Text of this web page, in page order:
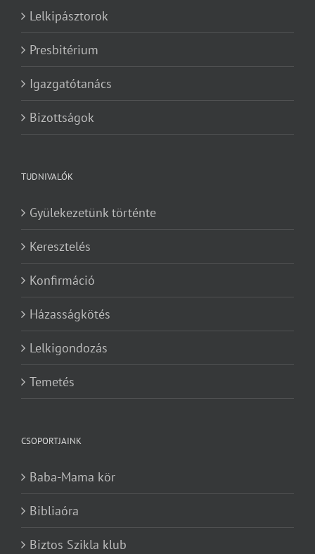
Lelkipásztorok
Presbitérium
Igazgatótanács
Bizottságok
TUDNIVALÓK
Gyülekezetünk történte
Keresztelés
Konfirmáció
Házasságkötés
Lelkigondozás
Temetés
CSOPORTJAINK
Baba-Mama kör
Bibliaóra
Biztos Szikla klub